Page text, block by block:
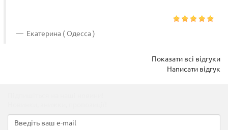
Екатерина ( Одесса )
Показати всі відгуки
Написати відгук